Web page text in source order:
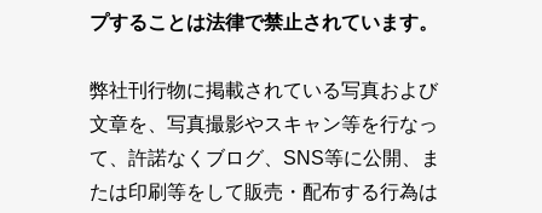
プすることは法律で禁止されています。
弊社刊行物に掲載されている写真および
文章を、写真撮影やスキャン等を行なっ
て、許諾なくブログ、SNS等に公開、ま
たは印刷等をして販売・配布する行為は